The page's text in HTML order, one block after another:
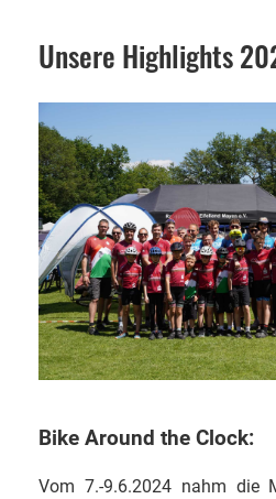
Unsere Highlights
Bike Around the Clock:
Vom 7.-9.6.2024 nahm die